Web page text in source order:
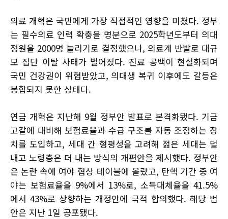
의료 개혁은 국민에게 가장 직접적인 영향을 미쳤다. 정부
는 필수의료 인력 확충을 명분으로 2025학년도부터 의대
정원을 2000명 늘리기로 결정했으나, 의료계 반발로 대규
모 집단 이탈 사태가 벌어졌다. 진료 공백이 현실화되며
국민 건강권이 위협받았고, 의대생 복귀 이후에도 갈등은
봉합되지 못한 상태다.
연금 개혁은 지난해 9월 정부안 발표로 본격화됐다. 기금
고갈에 대비해 보험료율과 수급 구조를 자동 조정하는 장
치를 도입하고, 세대 간 형평성을 고려해 젊은 세대는 덜
내고 노령층은 더 내는 방식의 개편안을 제시했다. 정부안
은 논란 속에 여야 협상 테이블에 올랐고, 탄핵 기간 중 여
야는 보험료율을 9%에서 13%로, 소득대체율을 41.5%
에서 43%로 상향하는 개정안에 극적 합의했다. 해당 법
안은 지난 1일 공포됐다.